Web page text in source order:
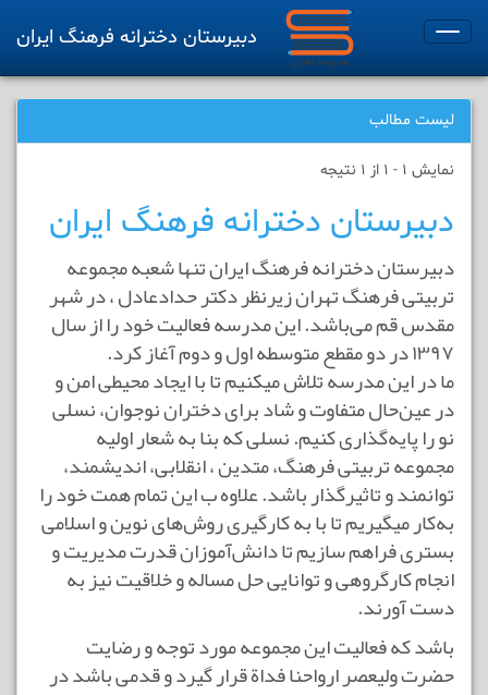
Toggle
دبیرستان دخترانه فرهنگ ایران
لیست مطالب
نمایش 1 - 1 از 1 نتیجه
دبیرستان دخترانه فرهنگ ایران
دبیرستان دخترانه فرهنگ ایران تنها شعبه مجموعه
تربیتی فرهنگ تهران زیرنظر دکتر حدادعادل ، در شهر
مقدس قم می‌باشد. این مدرسه فعالیت خود را از سال
۱۳۹۷ در دو مقطع متوسطه اول و دوم آغاز کرد.
ما در این مدرسه تلاش میکنیم تا با ایجاد محیطی امن و
در عین‌حال متفاوت و شاد برای دختران نوجوان، نسلی
نو را پایه‌گذاری کنیم. نسلی که بنا به شعار اولیه
مجموعه تربیتی فرهنگ، متدین ، انقلابی، اندیشمند،
توانمند و تاثیرگذار باشد. علاوه ب این تمام همت خود را
به‌کار میگیریم تا با به کارگیری روش‌های نوین و اسلامی
بستری فراهم سازیم تا دانش‌آموزان قدرت مدیریت و
انجام کارگروهی و توانایی حل مساله و خلاقیت نیز به
دست آورند.
باشد که فعالیت این مجموعه مورد توجه و رضایت
حضرت ولیعصر ارواحنا فداة قرار گیرد و قدمی باشد در